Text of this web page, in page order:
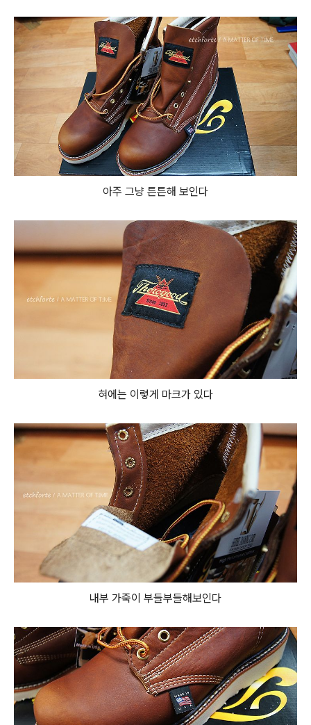
아주 그냥 튼튼해 보인다
혀에는 이렇게 마크가 있다
내부 가죽이 부들부들해보인다